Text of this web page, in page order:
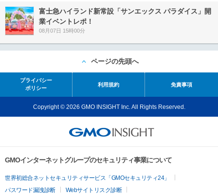
富士急ハイランド新常設「サンエックス パラダイス」開
業イベントレポ！
08月07日 15時00分
ページの先頭へ
プライバシー
ポリシー
利用規約 免責事項
Copyright © 2026 GMO INSIGHT Inc. All Rights Reserved.
GMOインターネットグループのセキュリティ事業について
世界初総合ネットセキュリティサービス「GMOセキュリティ24」
パスワード漏洩診断
Webサイトリスク診断